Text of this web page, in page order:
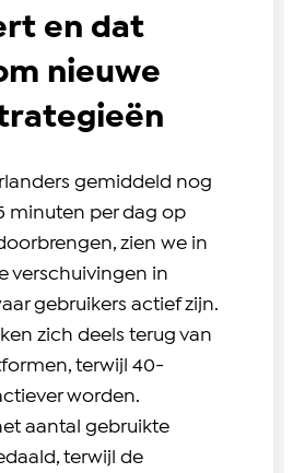
en dat
nieuwe
gemiddeld nog
minuten per dag op
zien we in
verschuivingen in
gebruikers actief zijn.
zich deels terug van
terwijl 40-
worden.
aantal gebruikte
terwijl de